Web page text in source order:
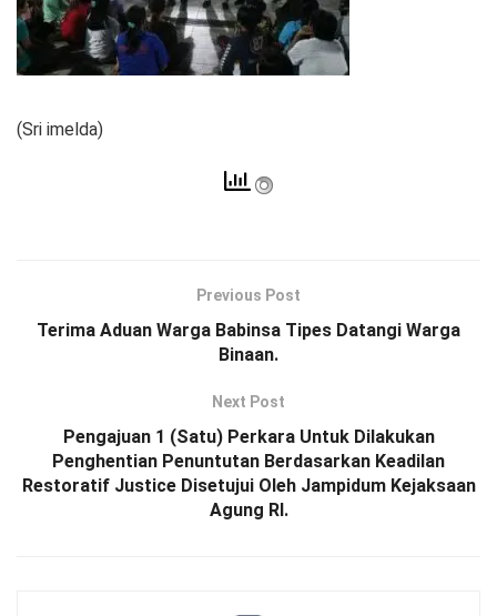
(Sri imelda)
Previous Post
Terima Aduan Warga Babinsa Tipes Datangi Warga
Binaan.
Next Post
Pengajuan 1 (Satu) Perkara Untuk Dilakukan
Penghentian Penuntutan Berdasarkan Keadilan
Restoratif Justice Disetujui Oleh Jampidum Kejaksaan
Agung RI.